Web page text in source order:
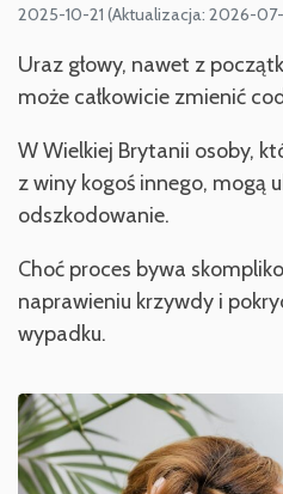
2025-10-21 (Aktualizacja: 2026-07-
Uraz głowy, nawet z
może całkowicie zmienić
W Wielkiej Brytanii osoby,
z winy kogoś innego, mogą
odszkodowanie.
Choć proces bywa
naprawieniu krzywdy i
wypadku.